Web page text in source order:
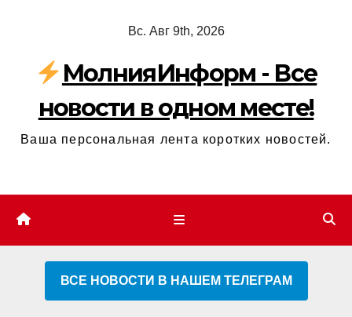
содержимому
Вс. Авг 9th, 2026
МолнияИнформ - Все
новости в одном месте!
Ваша персональная лента коротких новостей.
ВСЕ НОВОСТИ В НАШЕМ ТЕЛЕГРАМ